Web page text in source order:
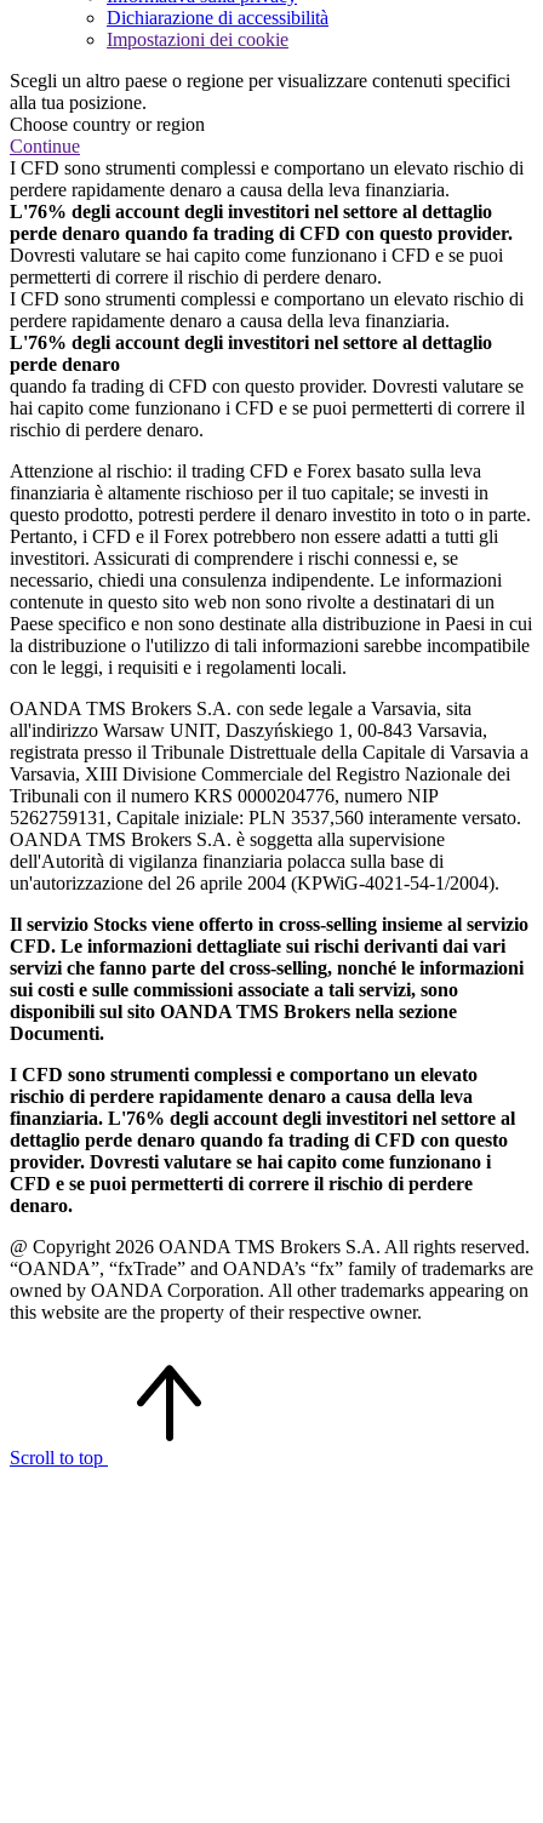
Dichiarazione di accessibilità
Impostazioni dei cookie
Scegli un altro paese o regione per visualizzare contenuti specifici
alla tua posizione.
Choose country or region
Continue
I CFD sono strumenti complessi e comportano un elevato rischio di
perdere rapidamente denaro a causa della leva finanziaria.
L'76% degli account degli investitori nel settore al dettaglio
perde denaro quando fa trading di CFD con questo provider.
Dovresti valutare se hai capito come funzionano i CFD e se puoi
permetterti di correre il rischio di perdere denaro.
I CFD sono strumenti complessi e comportano un elevato rischio di
perdere rapidamente denaro a causa della leva finanziaria.
L'76% degli account degli investitori nel settore al dettaglio
perde denaro
quando fa trading di CFD con questo provider. Dovresti valutare se
hai capito come funzionano i CFD e se puoi permetterti di correre il
rischio di perdere denaro.
Attenzione al rischio: il trading CFD e Forex basato sulla leva
finanziaria è altamente rischioso per il tuo capitale; se investi in
questo prodotto, potresti perdere il denaro investito in toto o in parte.
Pertanto, i CFD e il Forex potrebbero non essere adatti a tutti gli
investitori. Assicurati di comprendere i rischi connessi e, se
necessario, chiedi una consulenza indipendente. Le informazioni
contenute in questo sito web non sono rivolte a destinatari di un
Paese specifico e non sono destinate alla distribuzione in Paesi in cui
la distribuzione o l'utilizzo di tali informazioni sarebbe incompatibile
con le leggi, i requisiti e i regolamenti locali.
OANDA TMS Brokers S.A. con sede legale a Varsavia, sita
all'indirizzo Warsaw UNIT, Daszyńskiego 1, 00-843 Varsavia,
registrata presso il Tribunale Distrettuale della Capitale di Varsavia a
Varsavia, XIII Divisione Commerciale del Registro Nazionale dei
Tribunali con il numero KRS 0000204776, numero NIP
5262759131, Capitale iniziale: PLN 3537,560 interamente versato.
OANDA TMS Brokers S.A. è soggetta alla supervisione
dell'Autorità di vigilanza finanziaria polacca sulla base di
un'autorizzazione del 26 aprile 2004 (KPWiG-4021-54-1/2004).
Il servizio Stocks viene offerto in cross-selling insieme al servizio
CFD. Le informazioni dettagliate sui rischi derivanti dai vari
servizi che fanno parte del cross-selling, nonché le informazioni
sui costi e sulle commissioni associate a tali servizi, sono
disponibili sul sito OANDA TMS Brokers nella sezione
Documenti.
I CFD sono strumenti complessi e comportano un elevato
rischio di perdere rapidamente denaro a causa della leva
finanziaria. L'76% degli account degli investitori nel settore al
dettaglio perde denaro quando fa trading di CFD con questo
provider. Dovresti valutare se hai capito come funzionano i
CFD e se puoi permetterti di correre il rischio di perdere
denaro.
@ Copyright 2026 OANDA TMS Brokers S.A. All rights reserved.
“OANDA”, “fxTrade” and OANDA’s “fx” family of trademarks are
owned by OANDA Corporation. All other trademarks appearing on
this website are the property of their respective owner.
Scroll to top